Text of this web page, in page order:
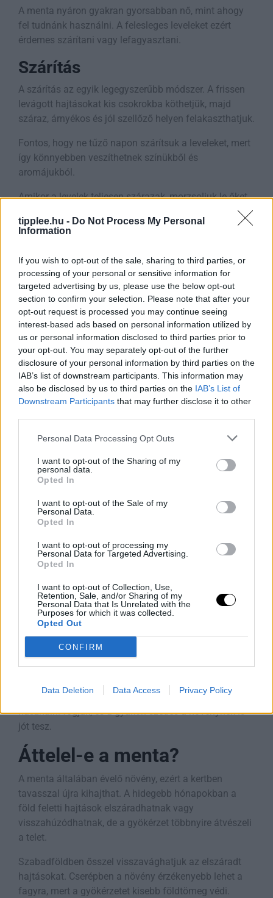
tipplee.hu - Do Not Process My Personal
Information
If you wish to opt-out of the sale, sharing to third parties, or
processing of your personal or sensitive information for
targeted advertising by us, please use the below opt-out
section to confirm your selection. Please note that after your
opt-out request is processed you may continue seeing
interest-based ads based on personal information utilized by
us or personal information disclosed to third parties prior to
your opt-out. You may separately opt-out of the further
disclosure of your personal information by third parties on the
IAB’s list of downstream participants. This information may
also be disclosed by us to third parties on the IAB’s List of
Downstream Participants that may further disclose it to other
Personal Data Processing Opt Outs
I want to opt-out of the Sharing of my
personal data.
Opted In
I want to opt-out of the Sale of my
Personal Data.
Opted In
I want to opt-out of processing my
Personal Data for Targeted Advertising.
Opted In
I want to opt-out of Collection, Use,
Retention, Sale, and/or Sharing of my
Personal Data that Is Unrelated with the
Purposes for which it was collected.
Opted Out
CONFIRM
Data Deletion Data Access Privacy Policy
A menta nyáron gyakran gyorsabban nő, mint ahogy
fel tudnánk használni. A felesleges leveleket ezért
érdemes szárítani vagy lefagyasztani.
Szárítás
A szárítás az egyik legegyszerűbb módszer. A frissen
levágott hajtásokat kis csokrokba köthetjük, majd
száraz, árnyékos és jól szellőző helyen felakaszthatjuk.
Fontos, hogy ne tűző napon szárítsuk a leveleket, mert
így könnyebben veszíthetnek színükből és
aromájukból.
Amikor a levelek teljesen szárazak, morzsoljuk le őket
fémdobozban. A szárított mentát hűvös, sötét és
Fagyasztás
A mentalevelek lefagyaszthatók is. Kiolvadás után
puhábbak lehetnek, ezért díszítésre kevésbé
alkalmasak, italokhoz, teához vagy főtt ételekhez
azonban továbbra is jól használhatók.
Egyszerű és látványos megoldás a mentás jégkocka.
Helyezzünk egy-egy friss levelet a jégkockatartó
mélyedéseibe, öntsük fel vízzel, majd fagyasszuk le. A
mentás jégkockák limonádéban, szódában vagy jeges
teában különösen jól mutatnak.
Menta termesztése
erkélyen és teraszon
mentáról. Amenta termesztése cserépben
erkélyen
vagy teraszon is jól működik.
Válasszunk legalább közepes méretű, vízelvezető
nyílással ellátott edényt. Töltsük meg jó minőségű
félárnyékos helyre.
Nyáron rendszeresen ellenőrizzük a talaj
nedvességtartalmát, mert a balkonon álló cserepek
gyorsabban kiszáradhatnak. Ha többféle mentát
nevelünk, mindegyik fajta kapjon külön cserepet.
A mentát praktikus olyan helyre tenni, amely könnyen
elérhető a konyhából. Így valóban rendszeresen
használni fogjuk, és a gyakori szedés a növénynek is
jót tesz.
Áttelel-e a menta?
A menta általában évelő növény, ezért a kertben
tavasszal újra kihajthat. A hidegebb hónapokban a
föld feletti hajtások elszáradhatnak vagy
visszahúzódhatnak, de a gyökérzet többnyire átvészeli
a telet.
Szabadföldben ősszel visszavághatjuk az elszáradt
hajtásokat. Cserépben a növény érzékenyebb lehet a
fagyra, mert a gyökérzetet kisebb földtömeg védi.